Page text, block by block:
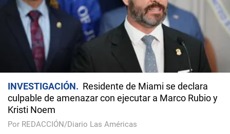
INVESTIGACIÓN
Residente de Miami se declara
culpable de amenazar con ejecutar a Marco Rubio y
Kristi Noem
Por REDACCIÓN/Diario Las Américas